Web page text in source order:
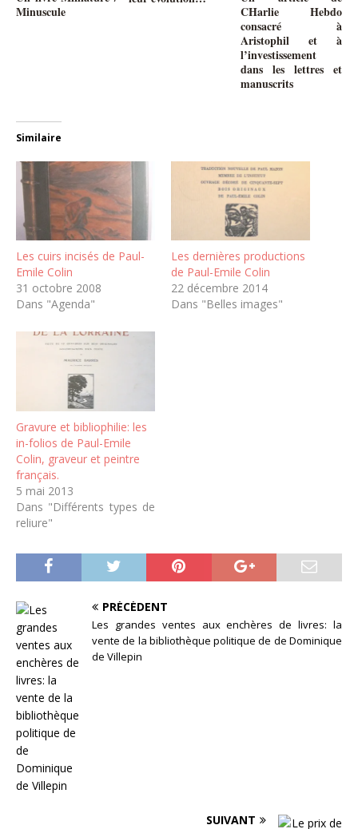
Minuscule
CHarlie Hebdo
consacré à
Aristophil et à
l’investissement
dans les lettres et
manuscrits
Similaire
Les cuirs incisés de Paul-
Emile Colin
31 octobre 2008
Dans "Agenda"
Les dernières productions
de Paul-Emile Colin
22 décembre 2014
Dans "Belles images"
Gravure et bibliophilie: les
in-folios de Paul-Emile
Colin, graveur et peintre
français.
5 mai 2013
Dans "Différents types de
reliure"
PRÉCÉDENT
Les grandes ventes aux enchères de livres: la
vente de la bibliothèque politique de de Dominique
de Villepin
SUIVANT